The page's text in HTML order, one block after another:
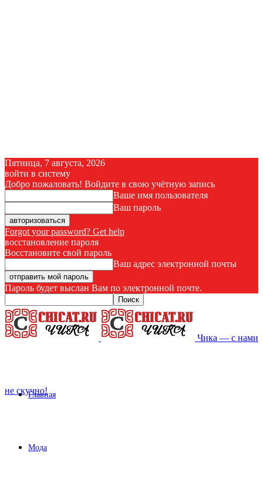
Пятница, 7 августа, 2026
войти в систему
Добро пожаловать! Войдите в свою учётную запись
Ваше имя пользователя
Ваш пароль
Forgot your password? Get help
восстановление пароля
Восстановите свой пароль
Ваш адрес электронной почты
Пароль будет выслан Вам по электронной почте.
Чика — с нами
не скучно!
Главная
Мода